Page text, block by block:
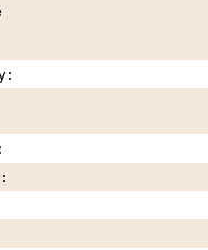
:
:
: